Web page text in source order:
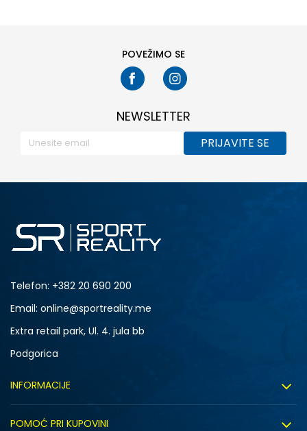
POVEŽIMO SE
NEWSLETTER
PRIJAVITE SE
Telefon: +382 20 690 200
Email: online@sportreality.me
Extra retail park, Ul. 4. jula bb
Podgorica
INFORMACIJE
POMOĆ PRI KUPOVINI